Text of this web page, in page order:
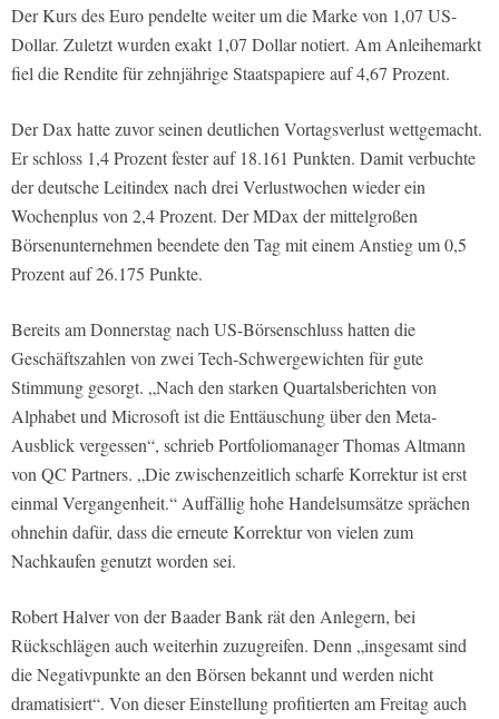
Der Kurs des Euro pendelte weiter um die Marke von 1,07 US-
Dollar. Zuletzt wurden exakt 1,07 Dollar notiert. Am Anleihemarkt
fiel die Rendite für zehnjährige Staatspapiere auf 4,67 Prozent.
Der Dax hatte zuvor seinen deutlichen Vortagsverlust wettgemacht.
Er schloss 1,4 Prozent fester auf 18.161 Punkten. Damit verbuchte
der deutsche Leitindex nach drei Verlustwochen wieder ein
Wochenplus von 2,4 Prozent. Der MDax der mittelgroßen
Börsenunternehmen beendete den Tag mit einem Anstieg um 0,5
Prozent auf 26.175 Punkte.
Bereits am Donnerstag nach US-Börsenschluss hatten die
Geschäftszahlen von zwei Tech-Schwergewichten für gute
Stimmung gesorgt. „Nach den starken Quartalsberichten von
Alphabet und Microsoft ist die Enttäuschung über den Meta-
Ausblick vergessen“, schrieb Portfoliomanager Thomas Altmann
von QC Partners. „Die zwischenzeitlich scharfe Korrektur ist erst
einmal Vergangenheit.“ Auffällig hohe Handelsumsätze sprächen
ohnehin dafür, dass die erneute Korrektur von vielen zum
Nachkaufen genutzt worden sei.
Robert Halver von der Baader Bank rät den Anlegern, bei
Rückschlägen auch weiterhin zuzugreifen. Denn „insgesamt sind
die Negativpunkte an den Börsen bekannt und werden nicht
dramatisiert“. Von dieser Einstellung profitierten am Freitag auch